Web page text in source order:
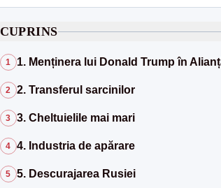
CUPRINS
1 1. Menținera lui Donald Trump în
2 2. Transferul sarcinilor
3 3. Cheltuielile mai mari
4 4. Industria de apărare
5 5. Descurajarea Rusiei